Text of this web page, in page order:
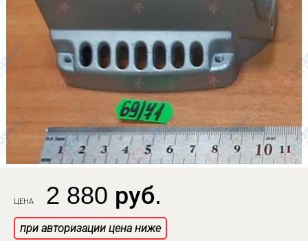
ЦЕНА 2 880 руб.
при авторизации цена ниже